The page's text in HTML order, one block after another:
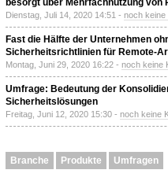
besorgt über Mehrfachnutzung von
Dienstag, Juli 14, 2020 14:51 - noch keine
Fast die Hälfte der Unternehmen
Sicherheitsrichtlinien für Remote-
Montag, Juni 29, 2020 16:22 - noch keine
Umfrage: Bedeutung der
Sicherheitslösungen
Freitag, Juni 12, 2020 15:30 - noch keine
Branche Produkte Umfragen